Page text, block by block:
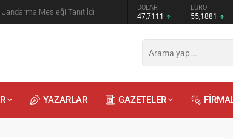
Mesleği TanıtıldıGRAM ALTIN
6.660,55
DOLAR
47,7111
EURO
55,1881
YAZARLAR GAZETELER